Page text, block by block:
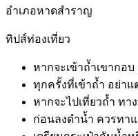
อำเภอหาดสำราญ
ทิปส์ท่องเที่ยว
หากจะเข้าถ้ำเขากอ
ทุกครั้งที่เข้าถ้ำ อย่า
หากจะไปเที่ยวถ้ำ ท
ก่อนลงดำน้ำ ควรทา